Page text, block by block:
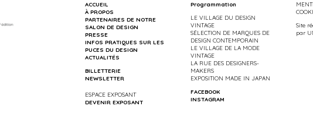
ACCUEIL
À PROPOS
PARTENAIRES DE NOTRE
SALON DE DESIGN
PRESSE
INFOS PRATIQUES SUR LES
PUCES DU DESIGN
ACTUALITÉS
BILLETTERIE
NEWSLETTER
ESPACE EXPOSANT
DEVENIR EXPOSANT
Programmation
LE VILLAGE DU DESIGN
VINTAGE
SÉLECTION DE MARQUES DE
DESIGN CONTEMPORAIN
LE VILLAGE DE LA MODE
VINTAGE
LA RUE DES DESIGNERS-
MAKERS
EXPOSITION MADE IN JAPAN
FACEBOOK
INSTAGRAM
Site
par